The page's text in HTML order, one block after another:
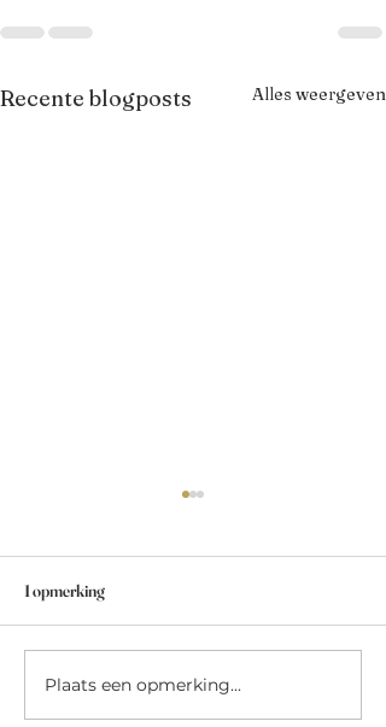
Recente blogposts Alles weergeven
Open discussie over de wolf...
1 opmerking
Plaats een opmerking...